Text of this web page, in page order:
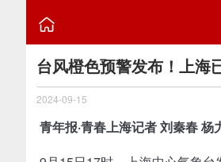

台风橙色预警发布！上海
2024-09-15
青年报·青春上海记者 刘秦春 杨